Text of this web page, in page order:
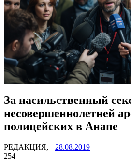
За насильственный
несовершеннолетней
полицейских в Анапе
РЕДАКЦИЯ, 28.08.2019 |
254